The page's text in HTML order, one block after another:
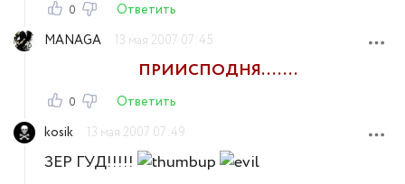
0
Ответить
MANAGA
13 мая 2007 07:45
ПРИИСПОДНЯ.......
0
Ответить
kosik
13 мая 2007 07:49
ЗЕР ГУД!!!!!